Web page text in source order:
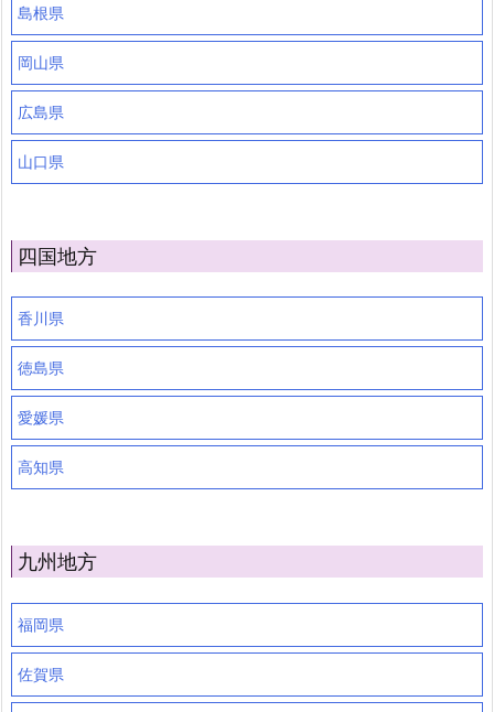
島根県
岡山県
広島県
山口県
四国地方
香川県
徳島県
愛媛県
高知県
九州地方
福岡県
佐賀県